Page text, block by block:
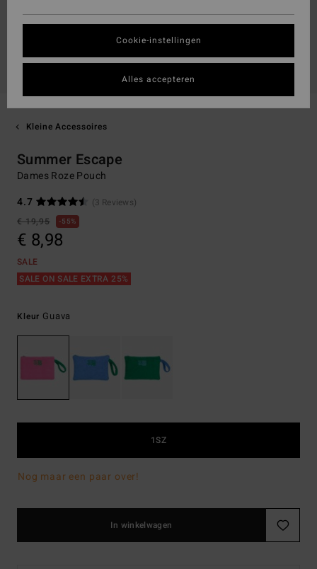
Kleine Accessoires
Summer Escape
Dames Roze Pouch
4.7
(3 Reviews)
€ 19,95
55%
€ 8,98
SALE
SALE ON SALE EXTRA 25%
Kleur Guava
1SZ
Nog maar een paar over!
In winkelwagen
Cookie-instellingen
Alles accepteren